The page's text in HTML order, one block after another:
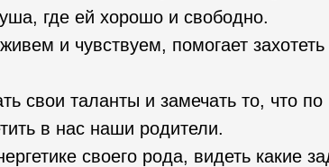
где ей хорошо и свободно.
и чувствуем, помогает
свои таланты и замечать то, что
в нас наши родители.
своего рода, видеть какие